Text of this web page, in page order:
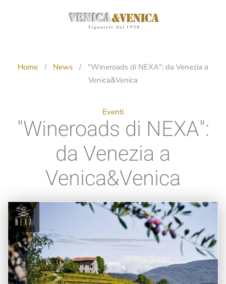
principale
Home News
"Wineroads di NEXA": da Venezia a
Venica&Venica
Eventi
"Wineroads di NEXA":
da Venezia a
Venica&Venica